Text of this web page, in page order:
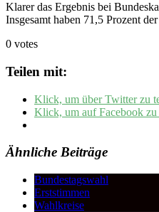
Klarer das Ergebnis bei
Insgesamt haben 71,5 Prozent
0 votes
Teilen mit:
Klick, um über Twitter zu
Klick, um auf Facebook
Ähnliche Beiträge
Bundestagswahl
Erststimmen
Wahlkreise